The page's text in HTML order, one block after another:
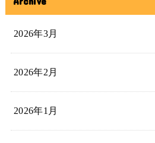
2026年3月
2026年2月
2026年1月